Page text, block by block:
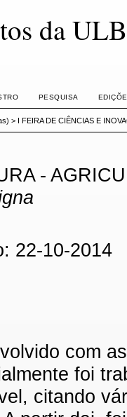
da
PESQUISA
> I FEIRA DE CIÊNCIAS E
-
22-10-2014
com
foi
citando